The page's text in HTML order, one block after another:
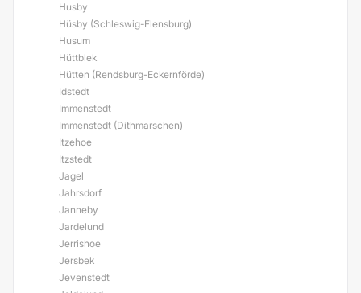
Husby
Hüsby (Schleswig-Flensburg)
Husum
Hüttblek
Hütten (Rendsburg-Eckernförde)
Idstedt
Immenstedt
Immenstedt (Dithmarschen)
Itzehoe
Itzstedt
Jagel
Jahrsdorf
Janneby
Jardelund
Jerrishoe
Jersbek
Jevenstedt